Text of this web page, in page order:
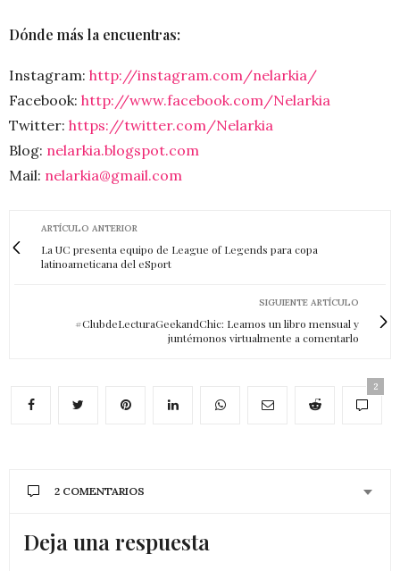
Dónde más la encuentras:
Instagram: http://instagram.com/nelarkia/
Facebook: http://www.facebook.com/Nelarkia
Twitter: https://twitter.com/Nelarkia
Blog: nelarkia.blogspot.com
Mail: nelarkia@gmail.com
ARTÍCULO ANTERIOR
La UC presenta equipo de League of Legends para copa
latinoameticana del eSport
SIGUIENTE ARTÍCULO
#ClubdeLecturaGeekandChic: Leamos un libro mensual y
juntémonos virtualmente a comentarlo
2
2 COMENTARIOS
Deja una respuesta